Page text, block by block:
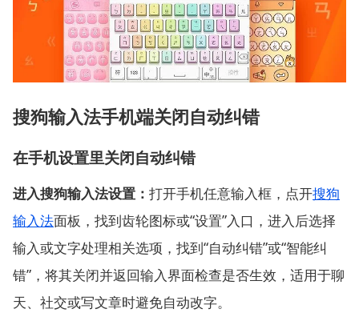
搜狗输入法手机端关闭自动纠错
在手机设置里关闭自动纠错
进入搜狗输入法设置： 打开手机任意输入框，点开搜狗
输入法面板，找到齿轮图标或“设置”入口，进入后选择
输入或文字处理相关选项，找到“自动纠错”或“智能纠
错”，将其关闭并返回输入界面检查是否生效，适用于聊
天、社交或写文章时避免自动改字。